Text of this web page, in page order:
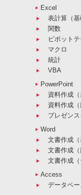
Excel
表計算（基
関数
ピボット
マクロ
統計
VBA
PowerPoint
資料作成（
資料作成（
プレゼン
Word
文書作成（
文書作成（
文書作成（
Access
データベー